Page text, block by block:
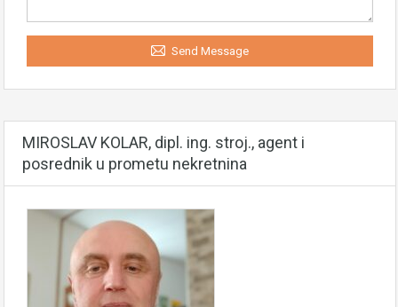
Send Message
MIROSLAV KOLAR, dipl. ing. stroj., agent i
posrednik u prometu nekretnina